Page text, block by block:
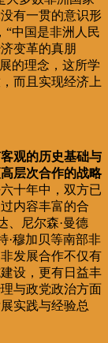
有一贯的意识形
“中国是非洲人民
变革的真朋
的理念，这所学
而且实现经济上
观的历史基础与
层次合作的战略
十年中，双方已
内容丰富的合
、尼尔森·曼德
·穆加贝等南部非
发展合作不仅有
设，更有日益丰
与政党政治方面
实践与经验总